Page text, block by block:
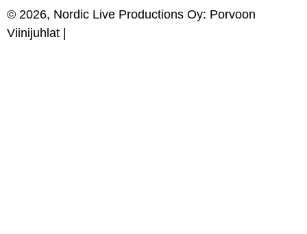
© 2026, Nordic Live Productions Oy: Porvoon
Viinijuhlat |